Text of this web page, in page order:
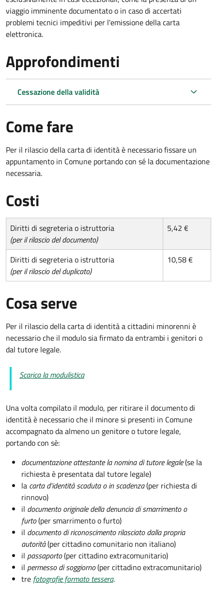
viaggio imminente documentato o in caso di accertati
problemi tecnici impeditivi per l'emissione della carta
elettronica.
Approfondimenti
Cessazione della validità
Come fare
Per il rilascio della carta di identità è necessario fissare un
appuntamento in Comune portando con sé la documentazione
necessaria.
Costi
Diritti di segreteria o istruttoria
(per il rilascio del documento)
5,42 €
Diritti di segreteria o istruttoria
(per il rilascio del duplicato)
10,58 €
Cosa serve
Per il rilascio della carta di identità a cittadini minorenni è
necessario che il modulo sia firmato da entrambi i genitori o
dal tutore legale.
Scarica la modulistica
Una volta compilato il modulo, per ritirare il documento di
identità è necessario che il minore si presenti in Comune
accompagnato da almeno un genitore o tutore legale,
portando con sè:
documentazione attestante la nomina di tutore legale(se la
richiesta è presentata dal tutore legale)
la carta d'identità scaduta o in scadenza(per richiesta di
rinnovo)
il documento originale della denuncia di smarrimento o
furto(per smarrimento o furto)
il documento di riconoscimento rilasciato dalla propria
autorità(per cittadino comunitario non italiano)
il passaporto(per cittadino extracomunitario)
il permesso di soggiorno(per cittadino extracomunitario)
tre fotografie formato tessera.